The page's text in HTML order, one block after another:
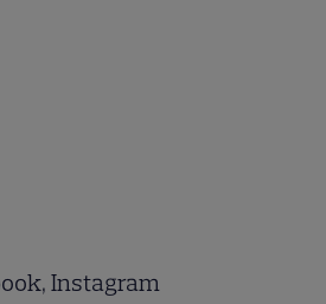
Instagram